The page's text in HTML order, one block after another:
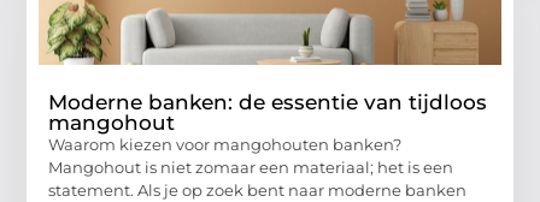
Moderne banken: de essentie van tijdloos
mangohout
Waarom kiezen voor mangohouten banken?
Mangohout is niet zomaar een materiaal; het is een
statement. Als je op zoek bent naar moderne banken